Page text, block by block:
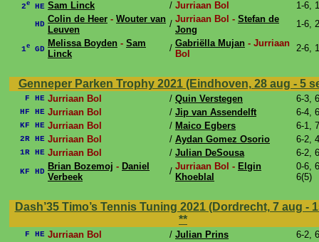
2e HE Sam Linck / Jurriaan Bol 1-6,
HD Colin de Heer - Wouter van
Leuven
/ Jurriaan Bol - Stefan de
Jong
1-6,
1e GD
Melissa Boyden - Sam
Linck
/ Gabriëlla Mujan - Jurriaan
Bol
2-6,
Genneper Parken Trophy 2021 (Eindhoven, 28 aug - 5
F HE Jurriaan Bol / Quin Verstegen 6-3,
HF HE Jurriaan Bol / Jip van Assendelft 6-4,
KF HE Jurriaan Bol / Maico Egbers 6-1,
2R HE Jurriaan Bol / Aydan Gomez Osorio 6-2,
1R HE Jurriaan Bol / Julian DeSousa 6-2,
KF HD Brian Bozemoj - Daniel
Verbeek
/ Jurriaan Bol - Elgin
Khoeblal
0-6,
6(5)
Dash’35 Timo’s Tennis Tuning 2021 (Dordrecht, 7 aug -
**
F HE Jurriaan Bol / Julian Prins 6-2,